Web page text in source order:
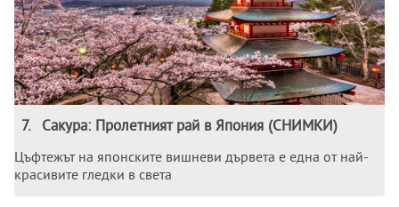
7. Сакура: Пролетният рай в Япония (СНИМКИ)
Цъфтежът на японските вишневи дървета е една от най-
красивите гледки в света